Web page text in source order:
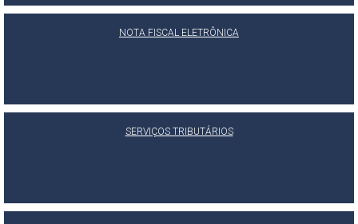
NOTA FISCAL ELETRÔNICA
SERVIÇOS TRIBUTÁRIOS